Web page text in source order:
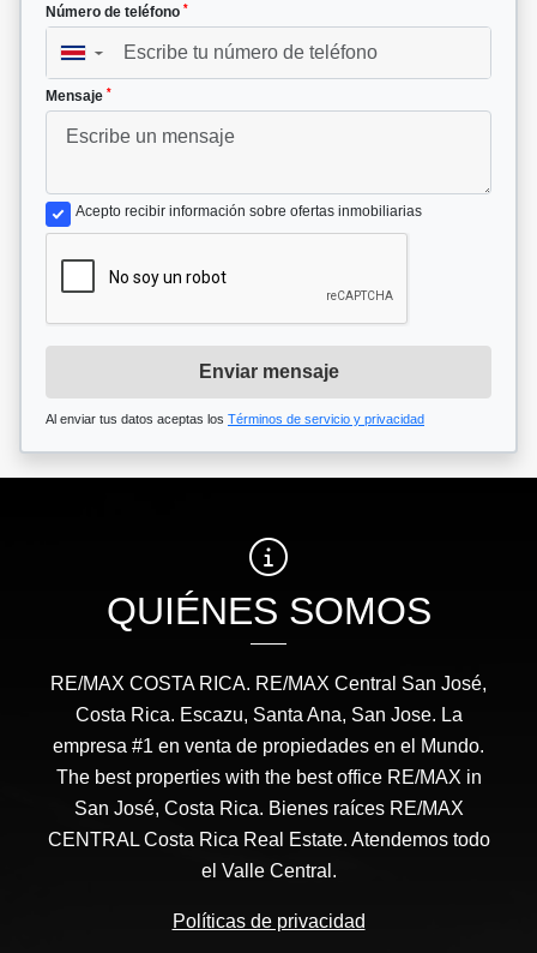
Número de teléfono *
▼
Mensaje *
Acepto recibir información sobre ofertas inmobiliarias
Enviar mensaje
Al enviar tus datos aceptas los Términos de servicio y privacidad
QUIÉNES SOMOS
RE/MAX COSTA RICA. RE/MAX Central San José,
Costa Rica. Escazu, Santa Ana, San Jose. La
empresa #1 en venta de propiedades en el Mundo.
The best properties with the best office RE/MAX in
San José, Costa Rica. Bienes raíces RE/MAX
CENTRAL Costa Rica Real Estate. Atendemos todo
el Valle Central.
Políticas de privacidad